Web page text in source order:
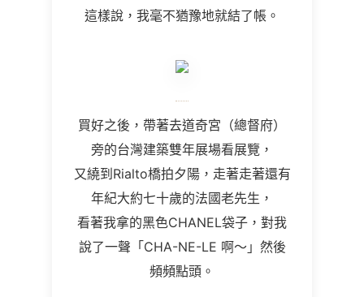
這樣說，我毫不猶豫地就結了帳。
買好之後，帶著去道奇宮（總督府）
旁的台灣建築雙年展場看展覽，
又繞到Rialto橋拍夕陽，走著走著還有
年紀大約七十歲的法國老先生，
看著我拿的黑色CHANEL袋子，對我
說了一聲「CHA-NE-LE 啊～」然後
頻頻點頭。